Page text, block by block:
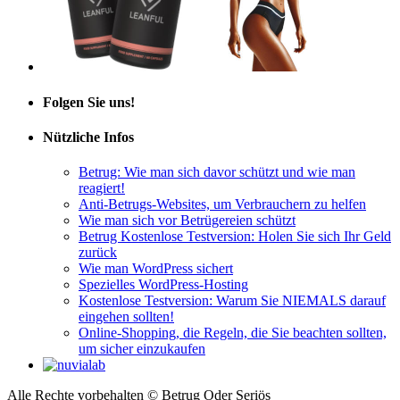
reagiert!
Anti-Betrugs-Websites, um Verbrauchern zu helfen
Wie man sich vor Betrügereien schützt
Betrug Kostenlose Testversion: Holen Sie sich Ihr Geld
zurück
Wie man WordPress sichert
Spezielles WordPress-Hosting
Kostenlose Testversion: Warum Sie NIEMALS darauf
eingehen sollten!
Online-Shopping, die Regeln, die Sie beachten sollten,
um sicher einzukaufen
Rechtliche Hinweise|Datenschutzerklärung